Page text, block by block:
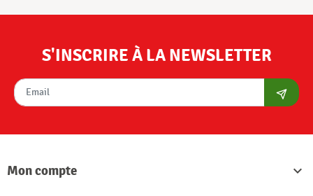
S'INSCRIRE À LA NEWSLETTER
Mon compte
